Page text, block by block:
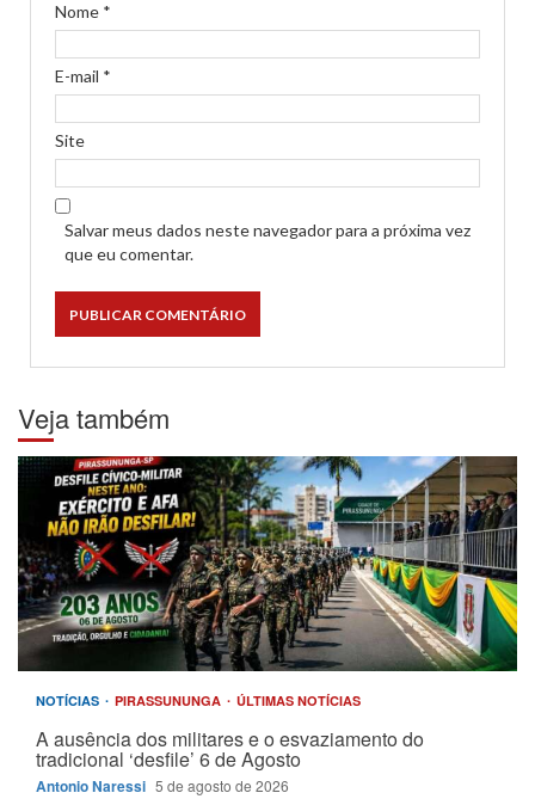
Nome *
E-mail *
Site
Salvar meus dados neste navegador para a próxima vez
que eu comentar.
Veja também
NOTÍCIAS PIRASSUNUNGA ÚLTIMAS NOTÍCIAS
A ausência dos militares e o esvaziamento do
tradicional ‘desfile’ 6 de Agosto
Antonio Naressi 5 de agosto de 2026